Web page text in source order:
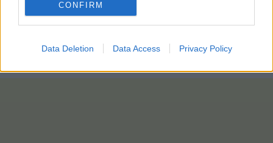
CONFIRM
Data Deletion Data Access Privacy Policy
στους Jan και Els στις 3 Ιουνίου και το ζευγάρι
πέθανε μαζί σε ένα τοπικό ξενώνα.
photo: pixabay